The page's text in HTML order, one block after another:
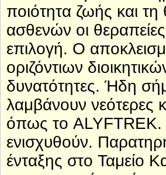
ποιότητα ζωής και τη
ασθενών οι
επιλογή. Ο
οριζόντιων
δυνατότητες. Ήδη
λαμβάνουν νεότερες
όπως το ALYFTREK.
ενισχυθούν.
ένταξης στο Ταμείο